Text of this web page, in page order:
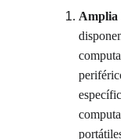
Amplia